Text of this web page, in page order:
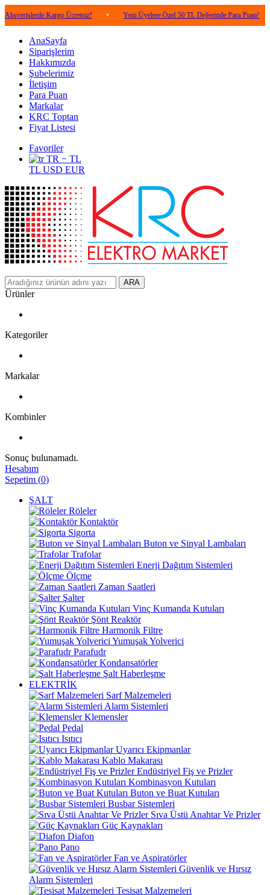
Kargo Ücretsiz! • Yeni Üyelere Özel 50 TL Değerinde Para Puan! •
AnaSayfa
Siparişlerim
Hakkımızda
Şubelerimiz
İletişim
Para Puan
Markalar
KRC Toptan
Fiyat Listesi
Favoriler
TR − TL
TL USD EUR
ARA
Ürünler
Kategoriler
Markalar
Kombinler
Sonuç bulunamadı.
Hesabım
Sepetim (0)
ŞALT
Röleler
Kontaktör
Sigorta
Buton ve Sinyal Lambaları
Trafolar
Enerji Dağıtım Sistemleri
Ölçme
Zaman Saatleri
Şalter
Vinç Kumanda Kutuları
Şönt Reaktör
Harmonik Filtre
Yumuşak Yolverici
Parafudr
Kondansatörler
Şalt Haberleşme
ELEKTRİK
Sarf Malzemeleri
Alarm Sistemleri
Klemensler
Pedal
Isıtıcı
Uyarıcı Ekipmanlar
Kablo Makarası
Endüstriyel Fiş ve Prizler
Kombinasyon Kutuları
Buton ve Buat Kutuları
Busbar Sistemleri
Sıva Üstü Anahtar Ve Prizler
Güç Kaynakları
Diafon
Pano
Fan ve Aspiratörler
Güvenlik ve Hırsız
Alarm Sistemleri
Tesisat Malzemeleri